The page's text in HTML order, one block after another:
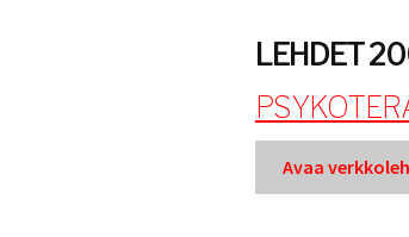
LEHDET
Avaa